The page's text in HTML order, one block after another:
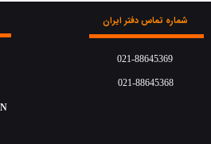
شماره تماس دفتر ایران
021-88645369
021-88645368